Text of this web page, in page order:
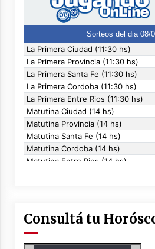
Consultá tu